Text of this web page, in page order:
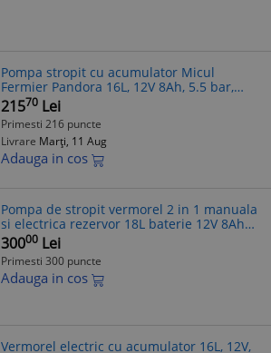
Pompa stropit cu acumulator Micul
Fermier Pandora 16L, 12V 8Ah, 5.5 bar,
electrica, gradina
21570 Lei
Primesti 216 puncte
Livrare Marți, 11 Aug
Adauga in cos
Pompa de stropit vermorel 2 in 1 manuala
si electrica rezervor 18L baterie 12V 8Ah
debit 3.1 l/min Cod: BK92935
30000 Lei
Primesti 300 puncte
Adauga in cos
Vermorel electric cu acumulator 16L, 12V,